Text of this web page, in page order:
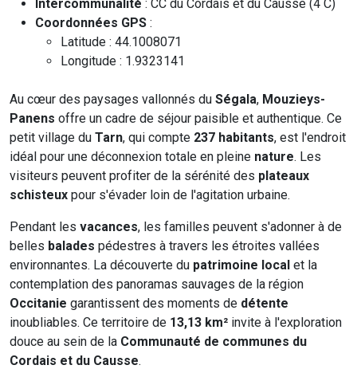
Intercommunalité : CC du Cordais et du Causse (4 C)
Coordonnées GPS :
Latitude : 44.1008071
Longitude : 1.9323141
Au cœur des paysages vallonnés du Ségala, Mouzieys-
Panens offre un cadre de séjour paisible et authentique. Ce
petit village du Tarn, qui compte 237 habitants, est l'endroit
idéal pour une déconnexion totale en pleine nature. Les
visiteurs peuvent profiter de la sérénité des plateaux
schisteux pour s'évader loin de l'agitation urbaine.
Pendant les vacances, les familles peuvent s'adonner à de
belles balades pédestres à travers les étroites vallées
environnantes. La découverte du patrimoine local et la
contemplation des panoramas sauvages de la région
Occitanie garantissent des moments de détente
inoubliables. Ce territoire de 13,13 km² invite à l'exploration
douce au sein de la Communauté de communes du
Cordais et du Causse.